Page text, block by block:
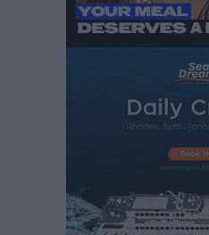
οικογενειακούς
Ειδήσεις• πριν 7 ώρες
Δυνάμεις στη νήσο Ρω
34.000 αναχωρούν σήμερα
Ειδήσεις• πριν 8 ώρες